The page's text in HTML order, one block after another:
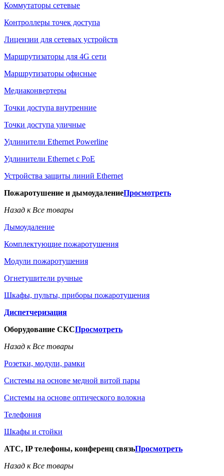
Коммутаторы сетевые
Контроллеры точек доступа
Лицензии для сетевых устройств
Маршрутизаторы для 4G сети
Маршрутизаторы офисные
Медиаконвертеры
Точки доступа внутренние
Точки доступа уличные
Удлинители Ethernet Powerline
Удлинители Ethernet с PoE
Устройства защиты линий Ethernet
Пожаротушение и дымоудалениеПросмотреть
Назад к Все товары
Дымоудаление
Комплектующие пожаротушения
Модули пожаротушения
Огнетушители ручные
Шкафы, пульты, приборы пожаротушения
Диспетчеризация
Оборудование СКСПросмотреть
Назад к Все товары
Розетки, модули, рамки
Системы на основе медной витой пары
Системы на основе оптического волокна
Телефония
Шкафы и стойки
АТС, IP телефоны, конференц связьПросмотреть
Назад к Все товары